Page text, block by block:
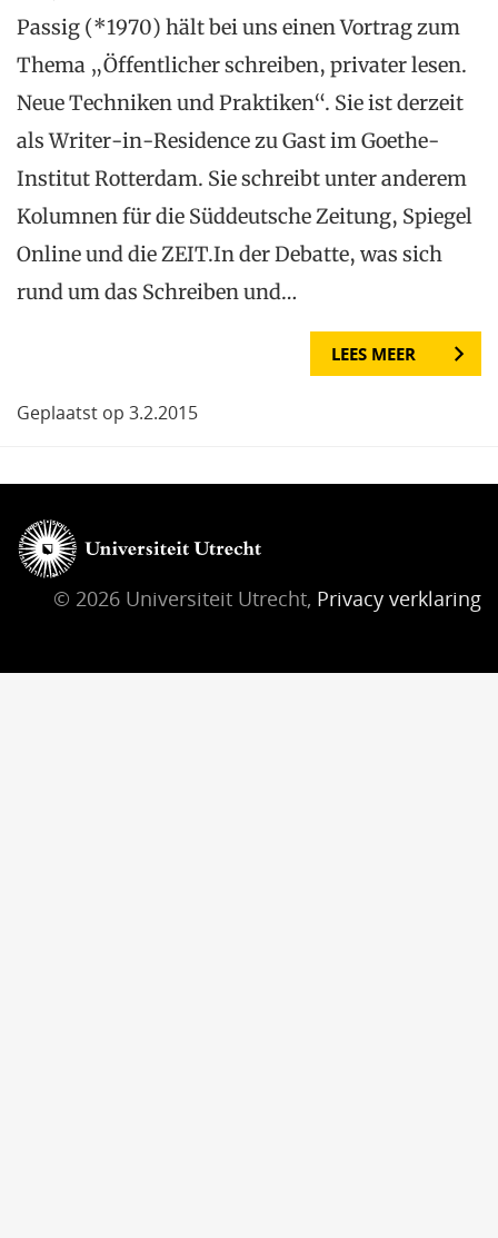
Passig (*1970) hält bei uns einen Vortrag zum
Thema „Öffentlicher schreiben, privater lesen.
Neue Techniken und Praktiken“. Sie ist derzeit
als Writer-in-Residence zu Gast im Goethe-
Institut Rotterdam. Sie schreibt unter anderem
Kolumnen für die Süddeutsche Zeitung, Spiegel
Online und die ZEIT.In der Debatte, was sich
rund um das Schreiben und…
LEES MEER
Geplaatst op 3.2.2015
© 2026 Universiteit Utrecht, Privacy verklaring